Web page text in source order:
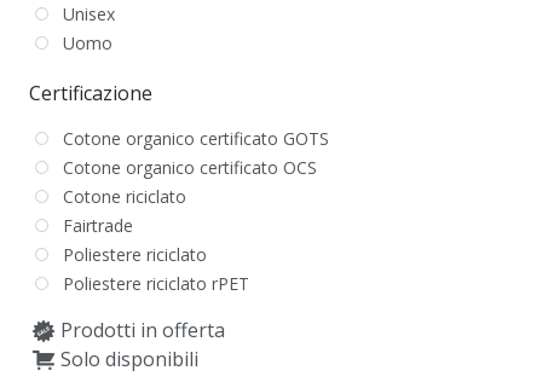
Unisex
Uomo
Certificazione
Cotone organico certificato GOTS
Cotone organico certificato OCS
Cotone riciclato
Fairtrade
Poliestere riciclato
Poliestere riciclato rPET
Prodotti in offerta
Solo disponibili